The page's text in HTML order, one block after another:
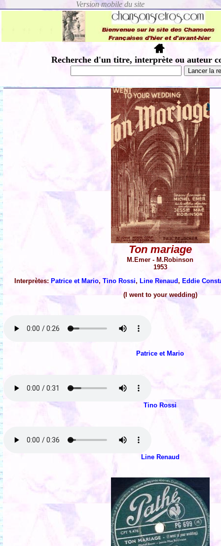
Recherche d'un titre, interprète ou auteur
Ton mariage
M.Emer - M.Robinson
1953
Interprètes: Patrice et Mario,Tino Rossi, Line Renaud, Eddie
(I went to your wedding)
Patrice et Mario
Tino Rossi
Line Renaud